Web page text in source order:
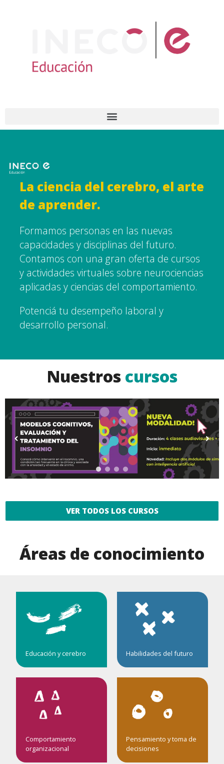
La ciencia del cerebro, el arte
de aprender.
Formamos personas en las nuevas
capacidades y disciplinas del futuro.
Contamos con una gran oferta de cursos
y actividades virtuales sobre neurociencias
aplicadas y ciencias del comportamiento.
Potenciá tu desempeño laboral y
desarrollo personal.
Nuestros cursos
VER TODOS LOS CURSOS
Áreas de conocimiento
Educación y cerebro Habilidades del futuro
Comportamiento
organizacional
Pensamiento y toma de
decisiones